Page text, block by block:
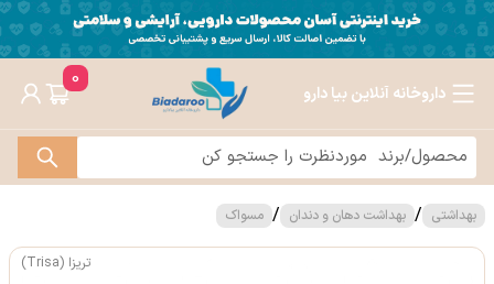
داروخانه آنلاین بیا دارو
0
بهداشتی / بهداشت دهان و دندان / مسواک
تریزا (Trisa)